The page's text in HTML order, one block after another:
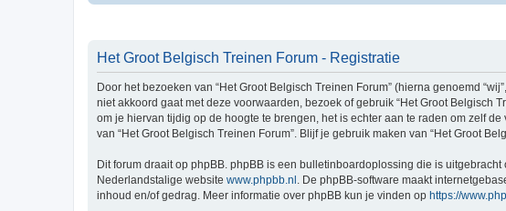
Het Groot Belgisch Treinen Forum - Registratie
Door het bezoeken van “Het Groot Belgisch Treinen Forum” (hierna genoemd
niet akkoord gaat met deze voorwaarden, bezoek of gebruik “Het Groot Belgisch
om je hiervan tijdig op de hoogte te brengen, het is echter aan te raden om zelf
van “Het Groot Belgisch Treinen Forum”. Blijf je gebruik maken van “Het Groot
Dit forum draait op phpBB. phpBB is een bulletinboardoplossing die is uitgebracht
Nederlandstalige website www.phpbb.nl . De phpBB-software maakt
inhoud en/of gedrag. Meer informatie over phpBB kun je vinden op https://